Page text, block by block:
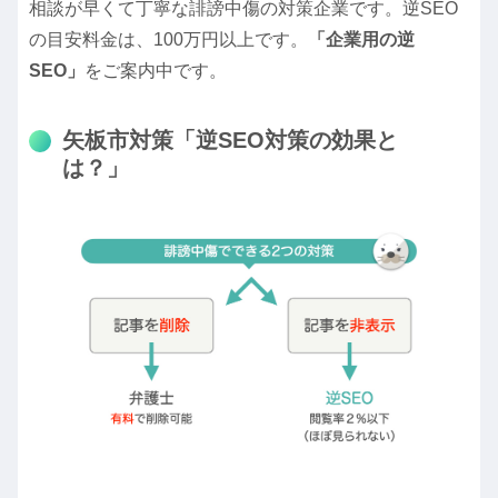
相談が早くて丁寧な誹謗中傷の対策企業です。逆SEO
の目安料金は、100万円以上です。
「企業用の逆
SEO」
をご案内中です。
矢板市対策「逆SEO対策の効果と
は？」